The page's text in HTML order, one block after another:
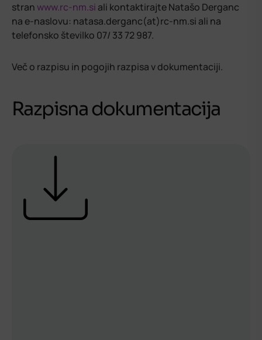
stran www.rc-nm.si ali kontaktirajte Natašo Derganc
na e-naslovu: natasa.derganc(at)rc-nm.si ali na
telefonsko številko 07/ 33 72 987.
Več o razpisu in pogojih razpisa v dokumentaciji.
Razpisna dokumentacija